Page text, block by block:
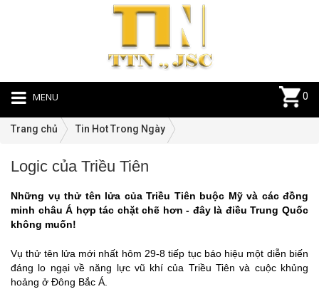
MENU 0
Trang chủ Tin Hot Trong Ngày
Logic của Triều Tiên
Những vụ thử tên lửa của Triều Tiên buộc Mỹ và các đồng
minh châu Á hợp tác chặt chẽ hơn - đây là điều Trung Quốc
không muốn!
Vụ thử tên lửa mới nhất hôm 29-8 tiếp tục báo hiệu một diễn biến
đáng lo ngại về năng lực vũ khí của Triều Tiên và cuộc khủng
hoảng ở Đông Bắc Á.